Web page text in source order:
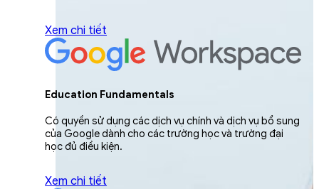
Xem chi tiết
Education Fundamentals
Có quyền sử dụng các dịch vụ chính và dịch vụ bổ sung
của Google dành cho các trường học và trường đại
học đủ điều kiện.
Xem chi tiết